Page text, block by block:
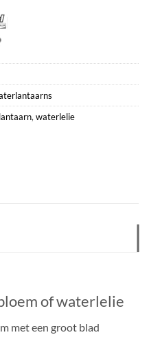
, waterlelie
of waterlelie
met een groot blad